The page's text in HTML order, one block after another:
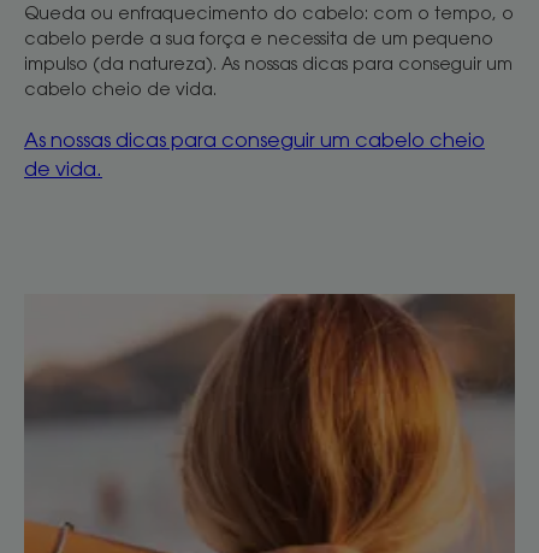
Queda ou enfraquecimento do cabelo: com o tempo, o
cabelo perde a sua força e necessita de um pequeno
impulso (da natureza). As nossas dicas para conseguir um
cabelo cheio de vida.
As nossas dicas para conseguir um cabelo cheio
de vida.
as
Como
cabelo